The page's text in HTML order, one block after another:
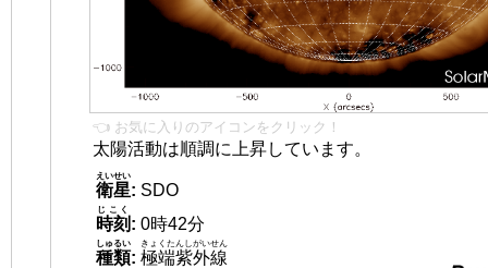
👈 お気に入りのアイコンをクリック！
太陽活動は順調に上昇しています。
衛星
えいせい
: SDO
時刻
じこく
: 0時42分
種類
しゅるい
: 極端紫外線
きょくたんしがいせん